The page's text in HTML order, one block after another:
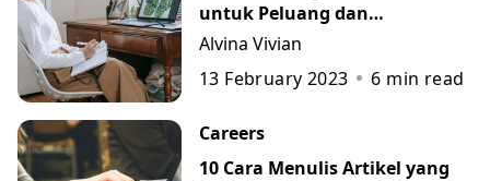
untuk Peluang dan
Perkembangan Karier
Alvina Vivian
13 February 2023
6 min read
Careers
10 Cara Menulis Artikel yang